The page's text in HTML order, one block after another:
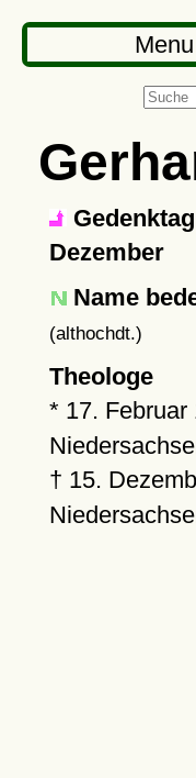
Menu
Dezember
Name
(althochdt.)
Theologe
* 17. Februar
† 15.